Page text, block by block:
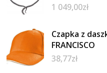
1 049,00zł
Czapka z
FRANCISCO
38,77zł